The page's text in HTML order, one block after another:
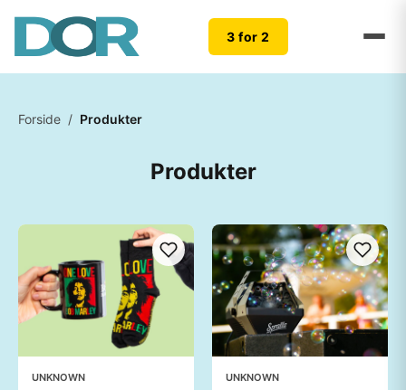
3 for 2
Forside / Produkter
Produkter
UNKNOWN UNKNOWN